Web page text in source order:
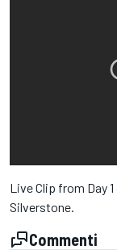
Live Clip from Day
Silverstone.
Commenti